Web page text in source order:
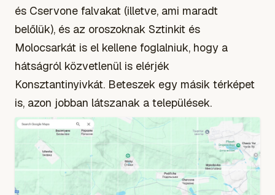
és Cservone falvakat (illetve, ami maradt
belőlük), és az oroszoknak Sztinkit és
Molocsarkát is el kellene foglalniuk, hogy a
hátságról közvetlenül is elérjék
Konsztantinyivkát. Beteszek egy másik térképet
is, azon jobban látszanak a települések.